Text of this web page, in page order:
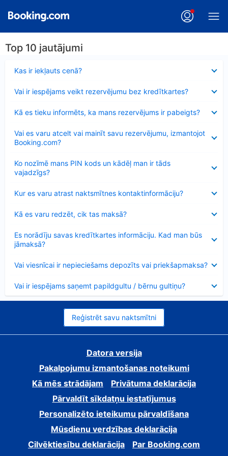
Top 10 jautājumi
Kas ir iekļauts cenā?
Vai ir iespējams veikt rezervējumu bez kredītkartes?
Kā es tieku informēts, ka mans rezervējums ir pabeigts?
Vai es varu atcelt vai mainīt savu rezervējumu, izmantojot
Booking.com?
Ko nozīmē mans PIN kods un kādēļ man ir tāds
vajadzīgs?
Kur es varu atrast naktsmītnes kontaktinformāciju?
Kā es varu redzēt, cik tas maksā?
Es norādīju savas kredītkartes informāciju. Kad man būs
jāmaksā?
Vai viesnīcai ir nepieciešams depozīts vai priekšapmaksa?
Vai ir iespējams saņemt papildgultu / bērnu gultiņu?
Reģistrēt savu naktsmītni
Datora versija
Pakalpojumu izmantošanas noteikumi
Kā mēs strādājam
Privātuma deklarācija
Pārvaldīt sīkdatņu iestatījumus
Personalizēto ieteikumu pārvaldīšana
Mūsdienu verdzības deklarācija
Cilvēktiesību deklarācija
Par Booking.com